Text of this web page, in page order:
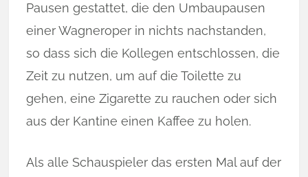
Pausen gestattet, die den Umbaupausen
einer Wagneroper in nichts nachstanden,
so dass sich die Kollegen entschlossen, die
Zeit zu nutzen, um auf die Toilette zu
gehen, eine Zigarette zu rauchen oder sich
aus der Kantine einen Kaffee zu holen.
Als alle Schauspieler das ersten Mal auf der